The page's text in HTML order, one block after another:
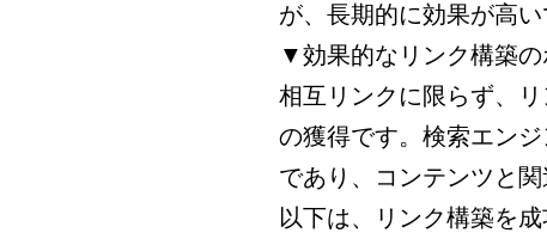
が、長期的に効果が高い
▼効果的なリンク構築の
相互リンクに限らず、
の獲得です。検索エン
であり、コンテンツと関
以下は、リンク構築を